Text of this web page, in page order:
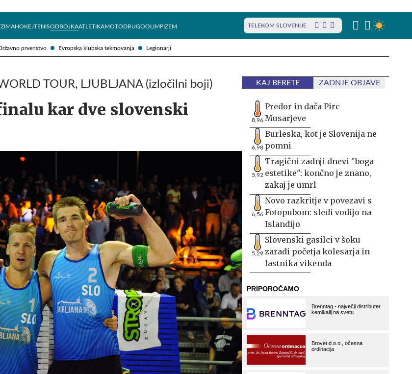
prvenstvo Evropska klubska tekmovanja Legionarji
ZIMAHOKEJTENISODBOJKAATLETIKAMOTODRUGOOLIMPIZEM TELEKOM SLOVENIJE
TOUR, LJUBLJANA (izločilni boji)
kar dve slovenski
KAJ BERETE ZADNJE OBJAVE
8,96
Predor in dača Pirc
Musarjeve
6,98
Burleska, kot je Slovenija ne
pomni
5,92
Tragični zadnji dnevi "boga
estetike": končno je znano,
zakaj je umrl
6,56
Novo razkritje v povezavi s
Fotopubom: sledi vodijo na
Islandijo
5,29
Slovenski gasilci v šoku
zaradi početja kolesarja in
lastnika vikenda